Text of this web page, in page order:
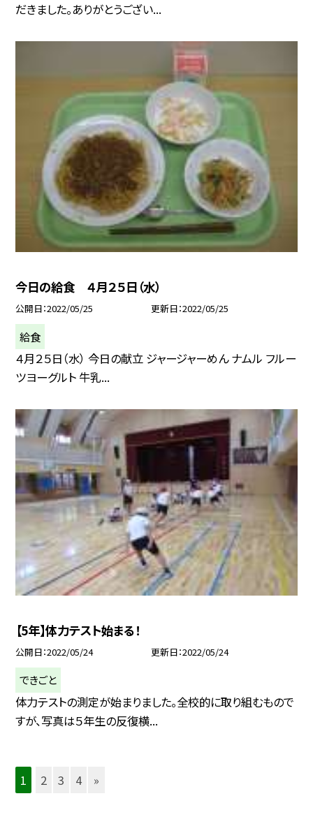
だきました。ありがとうござい...
今日の給食 ４月２５日（水）
公開日 2022/05/25 更新日 2022/05/25
給食
４月２５日（水） 今日の献立 ジャージャーめん ナムル フルー
ツヨーグルト 牛乳...
【5年】体力テスト始まる！
公開日 2022/05/24 更新日 2022/05/24
できごと
体力テストの測定が始まりました。全校的に取り組むもので
すが、写真は５年生の反復横...
1 2 3 4 »